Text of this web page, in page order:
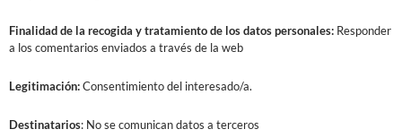
Finalidadde la recogida y tratamiento de los datos personales: Responder
a los comentarios enviados a través de la web
Legitimación:Consentimiento del interesado/a.
Destinatarios: No se comunican datos a terceros